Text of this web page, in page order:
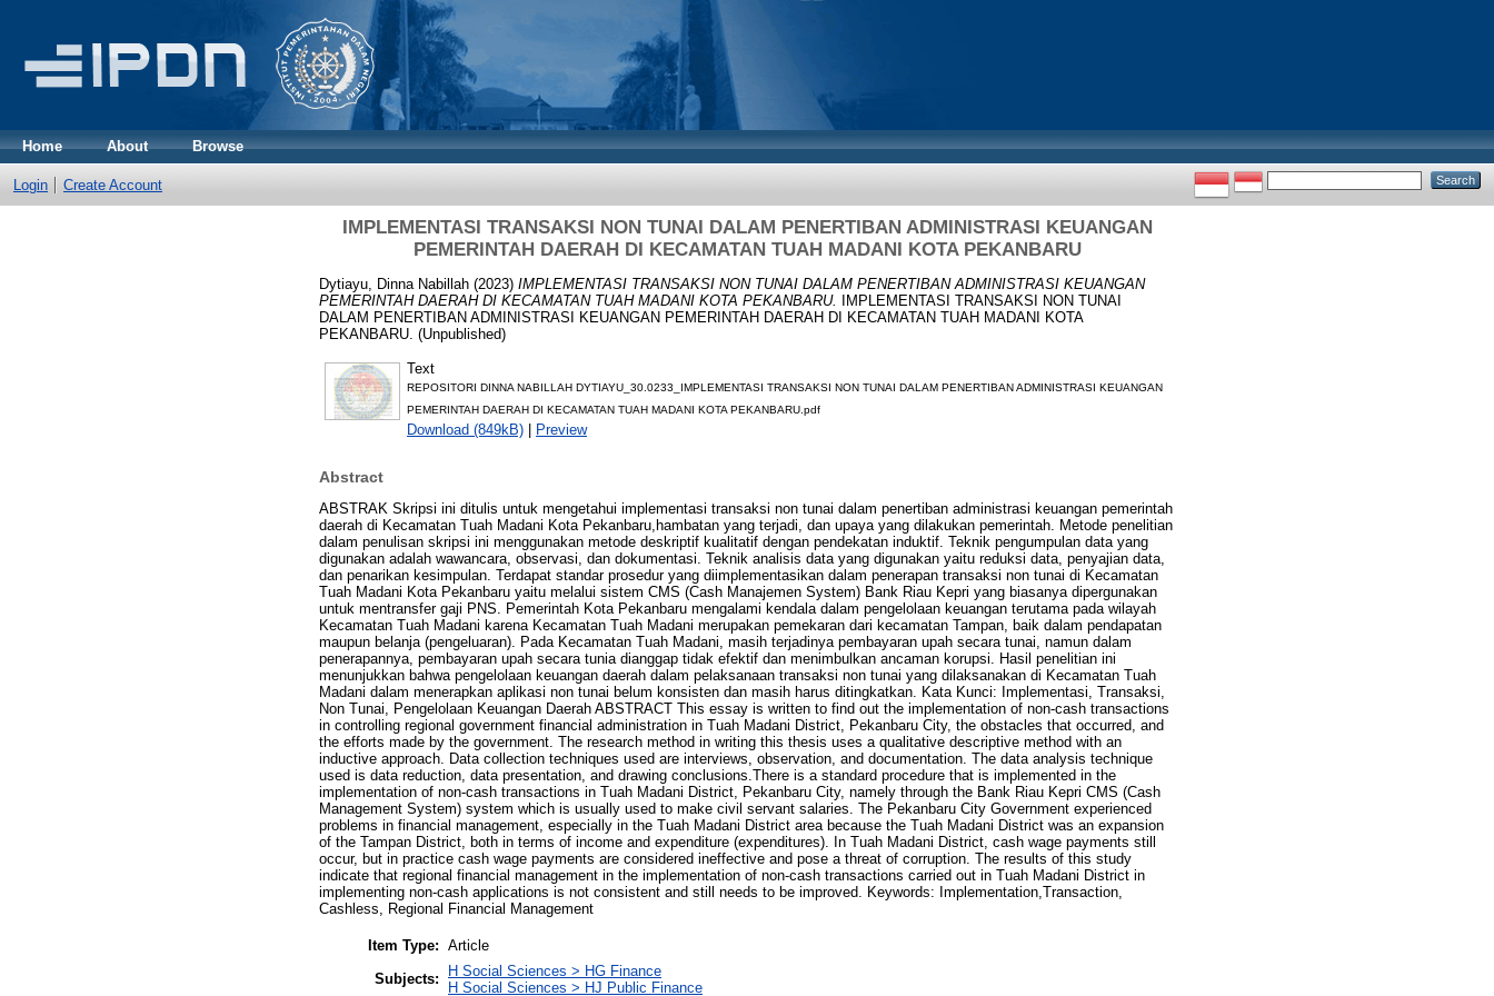
Home About Browse
Login Create Account
IMPLEMENTASI TRANSAKSI NON TUNAI DALAM PENERTIBAN ADMINISTRASI KEUANGAN
PEMERINTAH DAERAH DI KECAMATAN TUAH MADANI KOTA PEKANBARU
Dytiayu, Dinna Nabillah (2023) IMPLEMENTASI TRANSAKSI NON TUNAI DALAM PENERTIBAN ADMINISTRASI KEUANGAN
PEMERINTAH DAERAH DI KECAMATAN TUAH MADANI KOTA PEKANBARU.
IMPLEMENTASI TRANSAKSI NON TUNAI
DALAM PENERTIBAN ADMINISTRASI KEUANGAN PEMERINTAH DAERAH DI KECAMATAN TUAH MADANI KOTA
PEKANBARU. (Unpublished)
Text
REPOSITORI DINNA NABILLAH DYTIAYU_30.0233_IMPLEMENTASI TRANSAKSI NON TUNAI DALAM PENERTIBAN ADMINISTRASI KEUANGAN
PEMERINTAH DAERAH DI KECAMATAN TUAH MADANI KOTA PEKANBARU.pdf
Download (849kB) | Preview
Abstract
ABSTRAK Skripsi ini ditulis untuk mengetahui implementasi transaksi non tunai dalam penertiban administrasi keuangan pemerintah
daerah di Kecamatan Tuah Madani Kota Pekanbaru,hambatan yang terjadi, dan upaya yang dilakukan pemerintah. Metode penelitian
dalam penulisan skripsi ini menggunakan metode deskriptif kualitatif dengan pendekatan induktif. Teknik pengumpulan data yang
digunakan adalah wawancara, observasi, dan dokumentasi. Teknik analisis data yang digunakan yaitu reduksi data, penyajian data,
dan penarikan kesimpulan. Terdapat standar prosedur yang diimplementasikan dalam penerapan transaksi non tunai di Kecamatan
Tuah Madani Kota Pekanbaru yaitu melalui sistem CMS (Cash Manajemen System) Bank Riau Kepri yang biasanya dipergunakan
untuk mentransfer gaji PNS. Pemerintah Kota Pekanbaru mengalami kendala dalam pengelolaan keuangan terutama pada wilayah
Kecamatan Tuah Madani karena Kecamatan Tuah Madani merupakan pemekaran dari kecamatan Tampan, baik dalam pendapatan
maupun belanja (pengeluaran). Pada Kecamatan Tuah Madani, masih terjadinya pembayaran upah secara tunai, namun dalam
penerapannya, pembayaran upah secara tunia dianggap tidak efektif dan menimbulkan ancaman korupsi. Hasil penelitian ini
menunjukkan bahwa pengelolaan keuangan daerah dalam pelaksanaan transaksi non tunai yang dilaksanakan di Kecamatan Tuah
Madani dalam menerapkan aplikasi non tunai belum konsisten dan masih harus ditingkatkan. Kata Kunci: Implementasi, Transaksi,
Non Tunai, Pengelolaan Keuangan Daerah ABSTRACT This essay is written to find out the implementation of non-cash transactions
in controlling regional government financial administration in Tuah Madani District, Pekanbaru City, the obstacles that occurred, and
the efforts made by the government. The research method in writing this thesis uses a qualitative descriptive method with an
inductive approach. Data collection techniques used are interviews, observation, and documentation. The data analysis technique
used is data reduction, data presentation, and drawing conclusions.There is a standard procedure that is implemented in the
implementation of non-cash transactions in Tuah Madani District, Pekanbaru City, namely through the Bank Riau Kepri CMS (Cash
Management System) system which is usually used to make civil servant salaries. The Pekanbaru City Government experienced
problems in financial management, especially in the Tuah Madani District area because the Tuah Madani District was an expansion
of the Tampan District, both in terms of income and expenditure (expenditures). In Tuah Madani District, cash wage payments still
occur, but in practice cash wage payments are considered ineffective and pose a threat of corruption. The results of this study
indicate that regional financial management in the implementation of non-cash transactions carried out in Tuah Madani District in
implementing non-cash applications is not consistent and still needs to be improved. Keywords: Implementation,Transaction,
Cashless, Regional Financial Management
Item Type: Article
Subjects:
H Social Sciences > HG Finance
H Social Sciences > HJ Public Finance